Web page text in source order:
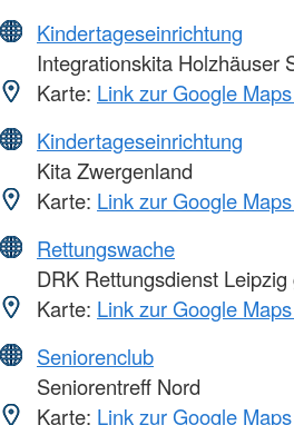
Kindertageseinrichtung
Integrationskita Holzhäuser
Karte: Link zur Google
Kindertageseinrichtung
Kita Zwergenland
Karte: Link zur Google
Rettungswache
DRK Rettungsdienst Leipzig
Karte: Link zur Google
Seniorenclub
Seniorentreff Nord
Karte: Link zur Google